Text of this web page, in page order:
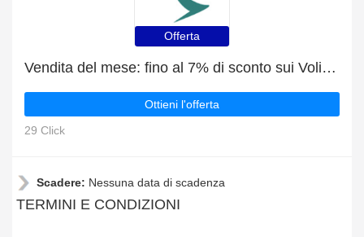
Offerta
Vendita del mese: fino al 7% di sconto sui Voli per Giacarta
Ottieni l'offerta
29 Click
Scadere: Nessuna data di scadenza
TERMINI E CONDIZIONI